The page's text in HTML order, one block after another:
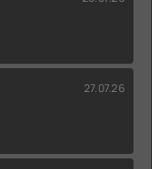
27.07.26